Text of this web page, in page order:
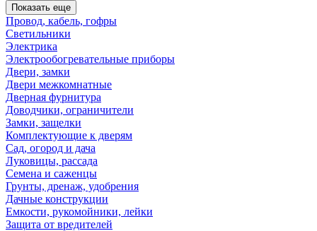
Показать еще
Провод, кабель, гофры
Светильники
Электрика
Электрообогревательные приборы
Двери, замки
Двери межкомнатные
Дверная фурнитура
Доводчики, ограничители
Замки, защелки
Комплектующие к дверям
Сад, огород и дача
Луковицы, рассада
Семена и саженцы
Грунты, дренаж, удобрения
Дачные конструкции
Емкости, рукомойники, лейки
Защита от вредителей